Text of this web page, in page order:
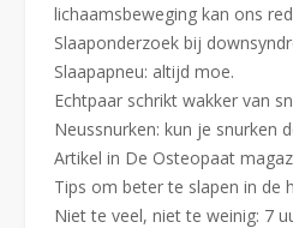
lichaamsbeweging kan ons
Slaaponderzoek bij
Slaapapneu: altijd moe.
Echtpaar schrikt wakker van
Neussnurken: kun je snurken
Artikel in De Osteopaat
Tips om beter te slapen in de
Niet te veel, niet te weinig: 7